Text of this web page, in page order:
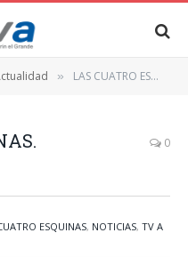
» LAS CUATRO ESQUINAS. PROGRAMA 161
0
ESQUINAS, NOTICIAS, TV A